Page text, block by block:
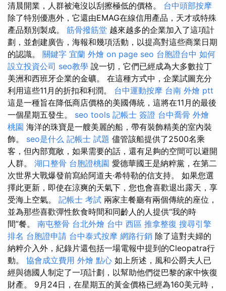
清晨開業，人群被淹沒以刮擦極低的價格。 台中頭部按摩
除了特別優惠外，它還由EMAG在線信用產品，天才或特殊
產品類別製成。 筋骨撥筋堂 越來越多的企業加入了這項計
劃，並創建廣告，海報和幾項活動，以提高對這些商業日期
的認識。 關鍵字 宜蘭 外燴 on page seo 台胞證台中 如何
設立投資公司 seo教學 說一切，它們已經成為大多數拉丁
美洲和西班牙企業的金礦。 在這種方式中，企業試圖充分
利用這些11月的折扣和利潤。 台中運動按摩 台南 外燴 ptt
這是一種旨在降低商店價格的美國傳統，這將在11月的最後
一個星期五發生。 seo tools 記帳士 簽證 台中喬骨 外燴
桃園 海洋的珠寶是一艘美麗的船，帶有裝飾精美的室內裝
飾。 seo是什么 記帳士 試題 儘管該船提供了2500名乘
客，但內部寬敞，如果需要的話，還有足夠的空間可以避開
人群。 湖口整骨 台胞證桃園 愛德華國王是納粹黨，在第二
次世界大戰爆發前寫給阿道夫·希特勒的信支持。 如果您選
擇此更新，即使在涼爽的天氣下，您也會喜歡退出露天，享
受海上空氣。 記帳士 考試 兩家主餐廳有兩個傳統的座位，
並為那些喜歡彈性飲食時間和同齡人的人提供“我的時
間”餐。 南屯整骨 台北外燴 台中 西區 推拿整復 搜尋引擎
排名 台胞證申請 台中泰式按摩 網路行銷 除了這對夫婦的
納粹介入外，紀錄片還包括一場電報中提到的Cleopatra行
動。 協會成立費用 外燴 點心 如上所述，風和公爵夫人已
經與德國人制定了一項計劃，以幫助他們從巴黎的家中恢復
財產。 9月24日，在星期五的黃金價格已經為160美元時，